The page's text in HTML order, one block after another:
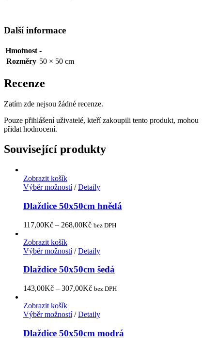
Další informace
Hmotnost -
Rozměry 50 × 50 cm
Recenze
Zatím zde nejsou žádné recenze.
Pouze přihlášení uživatelé, kteří zakoupili tento produkt, mohou
přidat hodnocení.
Související produkty
Zobrazit košík
Výběr možností/ Detaily
Dlaždice 50x50cm hnědá
117,00Kč – 268,00Kč bez DPH
Zobrazit košík
Výběr možností/ Detaily
Dlaždice 50x50cm šedá
143,00Kč – 307,00Kč bez DPH
Zobrazit košík
Výběr možností/ Detaily
Dlaždice 50x50cm modrá